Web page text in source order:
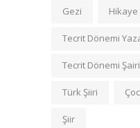
Gezi Hikaye
Tecrit Dönemi
Tecrit Dönemi Şairi
Türk Şiiri
Şiir